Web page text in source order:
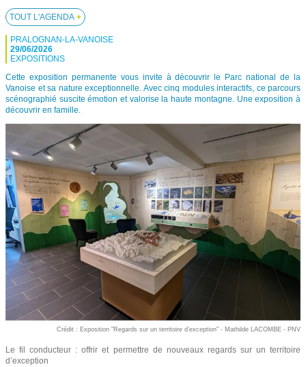
TOUT L'AGENDA +
PRALOGNAN-LA-VANOISE
29/06/2026
EXPOSITIONS
Cette exposition permanente vous invite à découvrir le Parc national de la
Vanoise et sa nature exceptionnelle. Avec cinq modules interactifs, ce parcours
scénographié suscite émotion et valorise la haute montagne. Une exposition à
découvrir en famille.
Crédit : Exposition "Regards sur un territoire d’exception" - Mathilde LACOMBE - PNV
Le fil conducteur : offrir et permettre de nouveaux regards sur un territoire
d’exception